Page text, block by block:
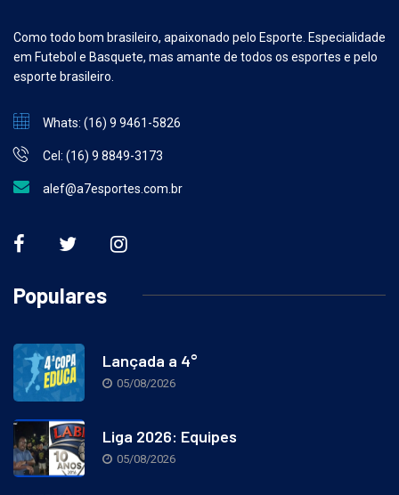
Como todo bom brasileiro, apaixonado pelo Esporte. Especialidade
em Futebol e Basquete, mas amante de todos os esportes e pelo
esporte brasileiro.
Whats: (16) 9 9461-5826
Cel: (16) 9 8849-3173
alef@a7esportes.com.br
Populares
Lançada a 4°
05/08/2026
Liga 2026: Equipes
05/08/2026